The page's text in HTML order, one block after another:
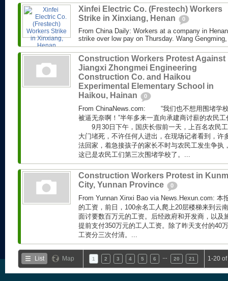
Xinfei Electric Co. (Frestech) Workers
Strike in Xinxiang, Henan
0
From China Daily: Workers at a company in
strike over low pay on Thursday. Wang
Construction Workers Protest Against
Jiangxi Zhongmei Engineering
Construction Co. and Haikou
Experimental Elementary School in
Haikou, Hainan
0
From ChinaNews.com: “我们也不想用围堵学
被逼无奈啊！”半年多来一直向承建商讨薪的农民
9月30日下午，国庆长假前一天，上百名农民工
大门堵死，不许任何人进出，在现场记者看到，许
法回家，着急接孩子的家长不时与农民工发生争执
这已是农民工们第三次围堵学校了。...
Construction Workers Protest in
City, Yunnan Province
0
From Yunnan Xinxi Bao via News.Hexun.com: 本
的工资，前日，100余名工人爬上20层楼梯来到云
面讨要数百万元的工资。后经政府和开发商，以及
提前支付350万元的工人工资。除了昨天支付的40
工资分三次付清。...
List Map 1 2 3 4 5 6 20 21 1-20